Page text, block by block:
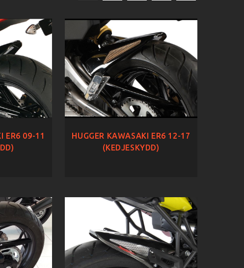
ER6 09-11
HUGGER KAWASAKI ER6 12-17
(KEDJESKYDD)